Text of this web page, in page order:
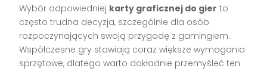
Wybór odpowiedniej karty graficznej do gier to
często trudna decyzja, szczególnie dla osób
rozpoczynających swoją przygodę z gamingiem.
Współczesne gry stawiają coraz większe wymagania
sprzętowe, dlatego warto dokładnie przemyśleć ten